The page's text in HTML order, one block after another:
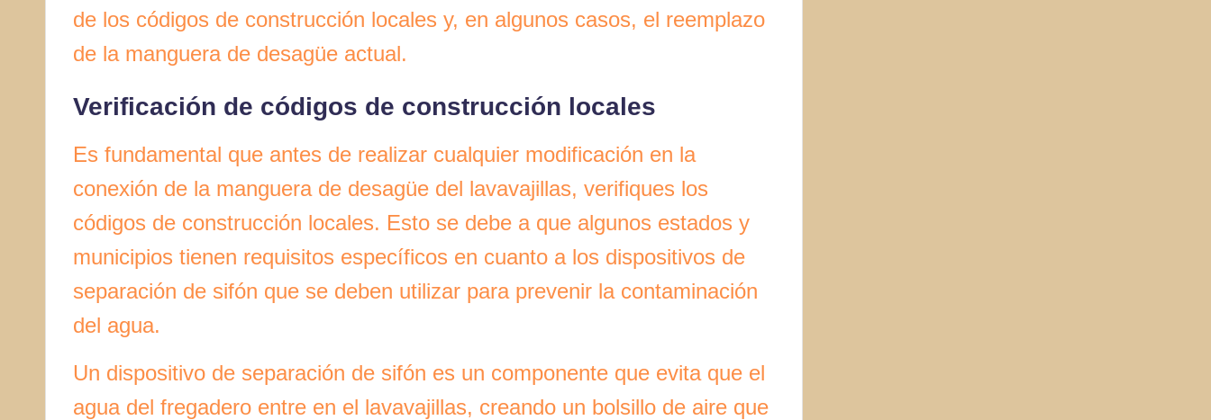
de los códigos de construcción locales y, en algunos casos, el reemplazo
de la manguera de desagüe actual.
Verificación de códigos de construcción locales
Es fundamental que antes de realizar cualquier modificación en la
conexión de la manguera de desagüe del lavavajillas, verifiques los
códigos de construcción locales. Esto se debe a que algunos estados y
municipios tienen requisitos específicos en cuanto a los dispositivos de
separación de sifón que se deben utilizar para prevenir la contaminación
del agua.
Un dispositivo de separación de sifón es un componente que evita que el
agua del fregadero entre en el lavavajillas, creando un bolsillo de aire que